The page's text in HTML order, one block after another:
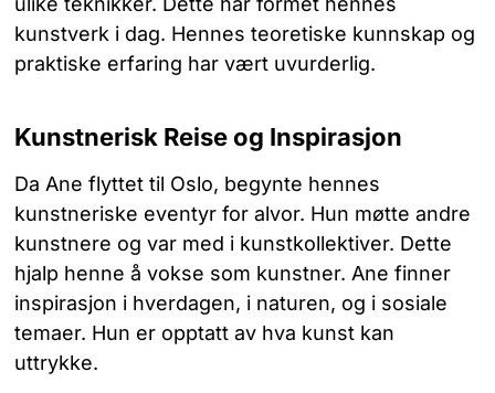
kunstverk i dag. Hennes teoretiske kunnskap og
praktiske erfaring har vært uvurderlig.
Kunstnerisk Reise og Inspirasjon
Da Ane flyttet til Oslo, begynte hennes
kunstneriske eventyr for alvor. Hun møtte andre
kunstnere og var med i kunstkollektiver. Dette
hjalp henne å vokse som kunstner. Ane finner
inspirasjon i hverdagen, i naturen, og i sosiale
temaer. Hun er opptatt av hva kunst kan
uttrykke.